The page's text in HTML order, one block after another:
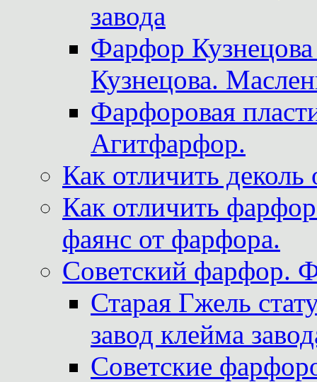
завода
Фарфор
Кузнецова.
Фарфоровая
Агитфарфор.
Как отличить
Как отличить
фаянс от фарфора.
Советский фарфор.
Старая Гжель
завод клейма
Советские